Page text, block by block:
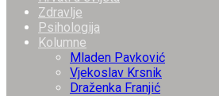
Zdravlje
Psihologija
Kolumne
Mladen Pavković
Vjekoslav Krsnik
Draženka Franjić